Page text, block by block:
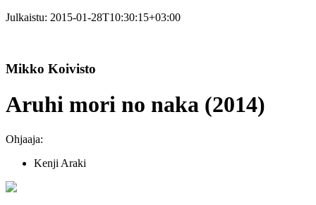
Julkaistu: 2015-01-28T10:30:15+03:00
Mikko Koivisto
Aruhi mori no naka (2014)
Ohjaaja:
Kenji Araki